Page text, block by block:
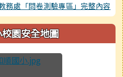
務處「問卷測驗專區」完整內容
園安全地圖